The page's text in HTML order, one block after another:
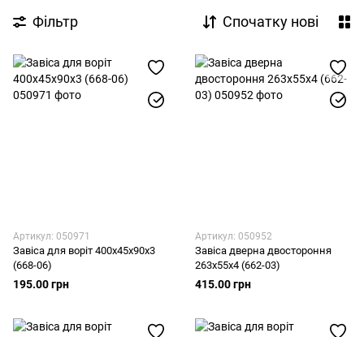
Фільтр Спочатку нові
Артикул: 050971
Завіса для воріт 400х45х90х3
(668-06)
195.00 грн
Артикул: 050952
Завіса дверна двостороння
263х55х4 (662-03)
415.00 грн